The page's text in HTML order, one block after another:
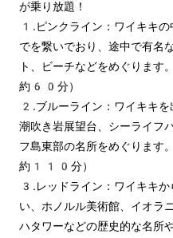
が乗り放題！
1.ピンクライン：ワイキキの
でを繋いでおり、途中で有名
ト、ビーチなどをめぐりま
約60分）
2.ブルーライン：ワイキキを
潮吹き岩展望台、シーライフ
フ島東部の名所をめぐりま
約110分）
3.レッドライン：ワイキキ
い、ホノルル美術館、イオラ
ハタワーなどの歴史的な名所